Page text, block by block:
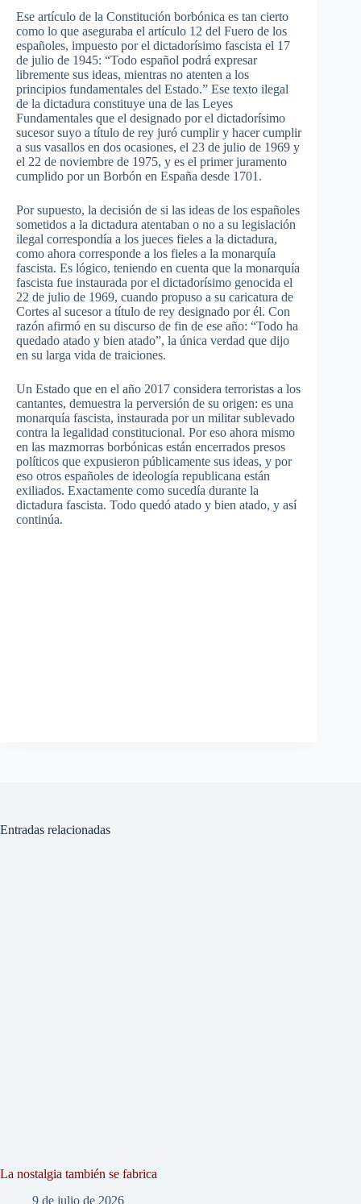
Ese artículo de la Constitución borbónica es tan cierto
como lo que aseguraba el artículo 12 del Fuero de los
españoles, impuesto por el dictadorísimo fascista el 17
de julio de 1945: “Todo español podrá expresar
libremente sus ideas, mientras no atenten a los
principios fundamentales del Estado.” Ese texto ilegal
de la dictadura constituye una de las Leyes
Fundamentales que el designado por el dictadorísimo
sucesor suyo a título de rey juró cumplir y hacer cumplir
a sus vasallos en dos ocasiones, el 23 de julio de 1969 y
el 22 de noviembre de 1975, y es el primer juramento
cumplido por un Borbón en España desde 1701.
Por supuesto, la decisión de si las ideas de los españoles
sometidos a la dictadura atentaban o no a su legislación
ilegal correspondía a los jueces fieles a la dictadura,
como ahora corresponde a los fieles a la monarquía
fascista. Es lógico, teniendo en cuenta que la monarquía
fascista fue instaurada por el dictadorísimo genocida el
22 de julio de 1969, cuando propuso a su caricatura de
Cortes al sucesor a título de rey designado por él. Con
razón afirmó en su discurso de fin de ese año: “Todo ha
quedado atado y bien atado”, la única verdad que dijo
en su larga vida de traiciones.
Un Estado que en el año 2017 considera terroristas a los
cantantes, demuestra la perversión de su origen: es una
monarquía fascista, instaurada por un militar sublevado
contra la legalidad constitucional. Por eso ahora mismo
en las mazmorras borbónicas están encerrados presos
políticos que expusieron públicamente sus ideas, y por
eso otros españoles de ideología republicana están
exiliados. Exactamente como sucedía durante la
dictadura fascista. Todo quedó atado y bien atado, y así
continúa.
Entradas relacionadas
La nostalgia también se fabrica
9 de julio de 2026